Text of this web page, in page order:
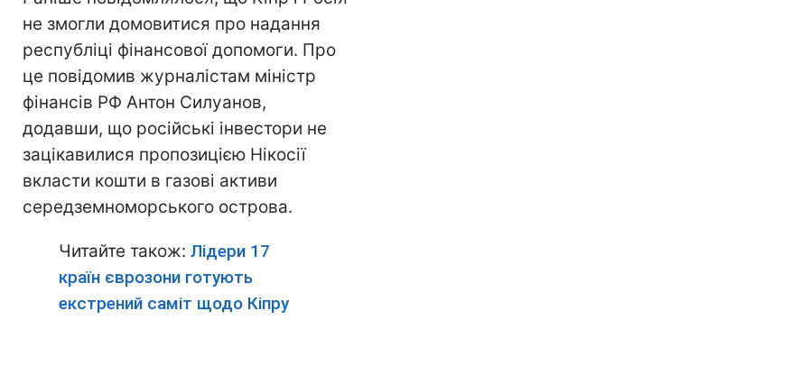
не змогли домовитися про надання
республіці фінансової допомоги. Про
це повідомив журналістам міністр
фінансів РФ Антон Силуанов,
додавши, що російські інвестори не
зацікавилися пропозицією Нікосії
вкласти кошти в газові активи
середземноморського острова.
Читайте також: Лідери 17
країн єврозони готують
екстрений саміт щодо Кіпру